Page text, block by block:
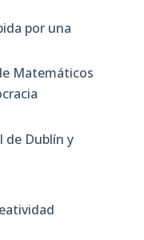
por una
Matemáticos
de Dublín y